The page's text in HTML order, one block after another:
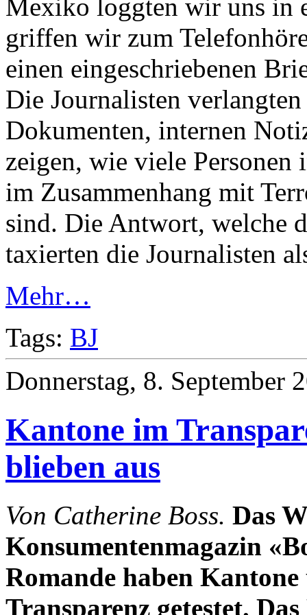
Mexiko loggten wir uns in
griffen wir zum
einen eingeschriebenen
Die Journalisten
Dokumenten, internen
zeigen, wie viele Personen
im Zusammenhang mit
sind. Die Antwort, welche
taxierten die Journalisten
Mehr…
Tags: BJ
Donnerstag, 8. September
Kantone im
blieben aus
Von Catherine Boss. Das
Konsumentenmagazin
Romande haben
Transparenz getestet.